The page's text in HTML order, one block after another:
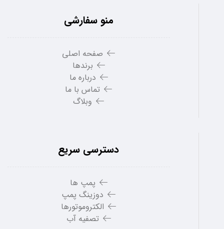
منو سفارشی
صفحه اصلی
برندها
درباره ما
تماس با ما
وبلاگ
دسترسی سریع
پمپ ها
دوزینگ پمپ
الکتروموتورها
تصفیه آب